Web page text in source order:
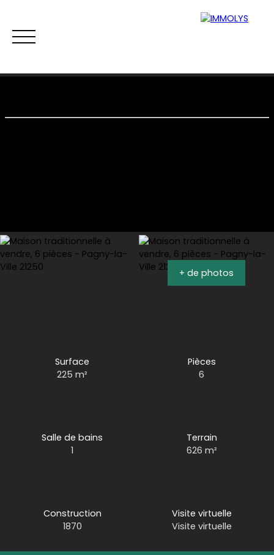
Estimation
+ de photos
Surface
225m²
Pièces
6
Salle de bains
1
Terrain
626 m²
Construction
1870
Visite virtuelle
Visite virtuelle